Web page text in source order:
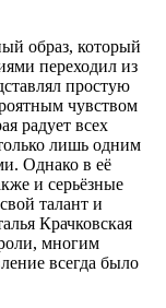
образ, который
переходил из
простую
чувством
радует всех
лишь одним
Однако в её
и серьёзные
талант и
Крачковская
многим
всегда было